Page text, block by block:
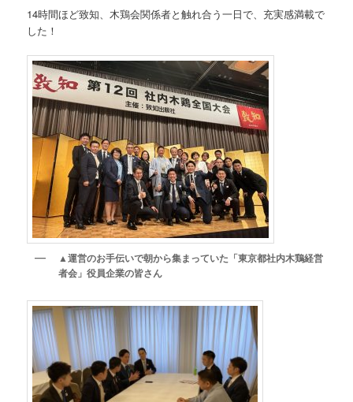
14時間ほど致知、木鶏会関係者と触れ合う一日で、充実感満載で
した！
▲運営のお手伝いで朝から集まっていた「東京都社内木鶏経営
者会」役員企業の皆さん